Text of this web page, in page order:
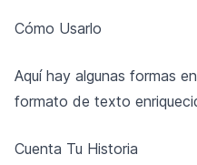
Cómo Usarlo
Aquí hay algunas formas
formato de texto
Cuenta Tu Historia